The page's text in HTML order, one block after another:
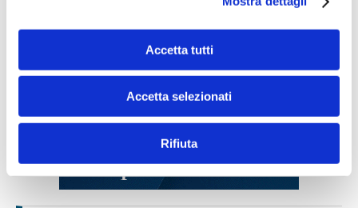
Accetta tutti
Accetta selezionati
Rifiuta